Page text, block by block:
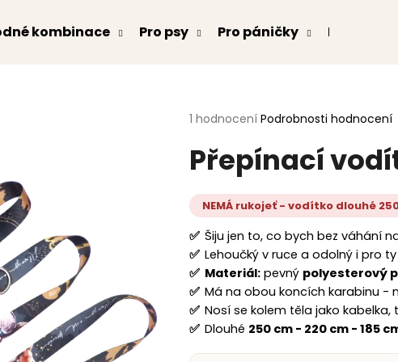
kombinace Pro psy Pro páničky Kontakt
Průměrné
produktu
je
z
5
hvězdiček.
1 hodnocení Podrobnosti hodnocení
Přepínací
NEMÁ rukojeť - vodítko dlouhé
✅ Šiju jen to, co bych bez váhání
✅ Lehoučký v ruce a odolný i pro
✅ Materiál: pevný polyesterový
✅ Má na obou koncích karabinu -
✅ Nosí se kolem těla jako
✅ Dlouhé 250 cm - 220 cm - 185
HLEDAT